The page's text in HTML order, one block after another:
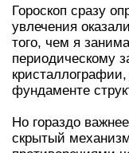
Гороскоп сразу
увлечения
того, чем я
периодическому
фундаменте
Но гораздо
скрытый